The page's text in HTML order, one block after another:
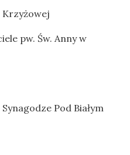
pw. Św. Anny w
Pod Białym